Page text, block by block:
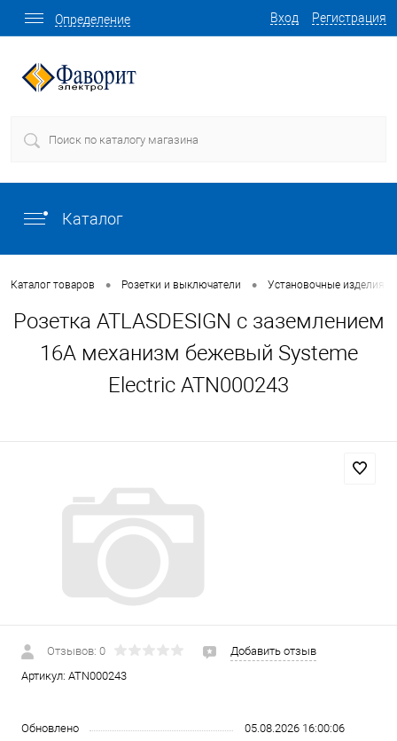
Вход Регистрация
Определение
Каталог
Каталог товаров • Розетки и выключатели • Установочные изделия
Розетка ATLASDESIGN с заземлением
16А механизм бежевый Systeme
Electric ATN000243
Отзывов: 0
Добавить отзыв
Артикул: ATN000243
Обновлено 05.08.2026 16:00:06